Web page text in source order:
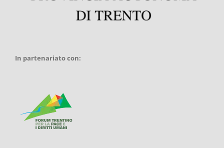
In partenariato con: